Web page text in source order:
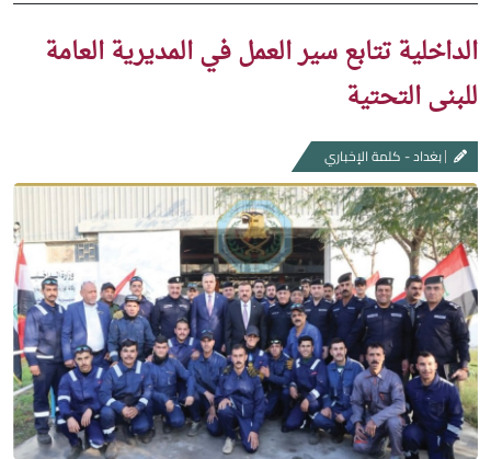
الداخلية تتابع سير العمل في المديرية العامة
للبنى التحتية
بغداد - كلمة الإخباري